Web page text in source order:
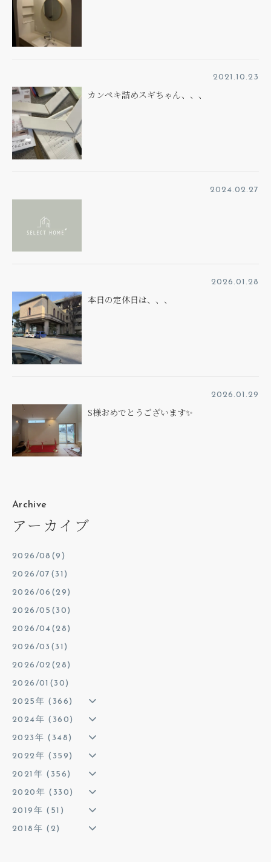
2021.10.23
カンペキ詰めスギちゃん、、、
2024.02.27
2026.01.28
本日の定休日は、、、
2026.01.29
S様おめでとうございます✨
Archive
アーカイブ
2026/08(9)
2026/07(31)
2026/06(29)
2026/05(30)
2026/04(28)
2026/03(31)
2026/02(28)
2026/01(30)
2025年 (366)
2024年 (360)
2023年 (348)
2022年 (359)
2021年 (356)
2020年 (330)
2019年 (51)
2018年 (2)